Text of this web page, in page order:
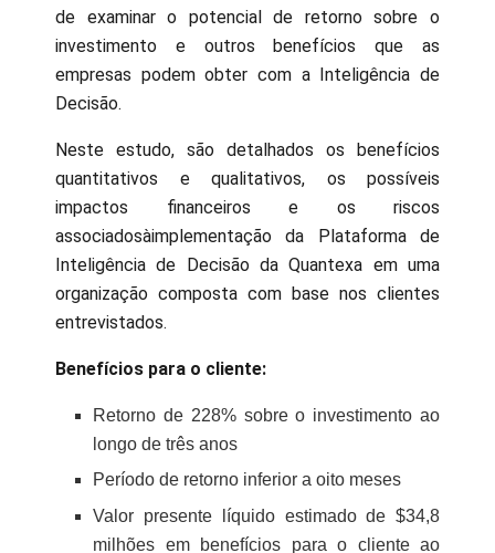
de examinar o potencial de retorno sobre o
investimento e outros benefícios que as
empresas podem obter com a Inteligência de
Decisão.
Neste estudo, são detalhados os benefícios
quantitativos e qualitativos, os possíveis
impactos financeiros e os riscos
associadosàimplementação da Plataforma de
Inteligência de Decisão da Quantexa em uma
organização composta com base nos clientes
entrevistados.
Benefícios para o cliente:
Retorno de 228% sobre o investimento ao
longo de três anos
Período de retorno inferior a oito meses
Valor presente líquido estimado de $34,8
milhões em benefícios para o cliente ao